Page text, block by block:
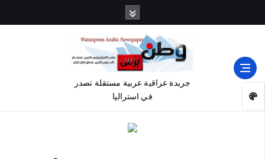
جريدة عراقية عربية مستقلة تصدر
في استراليا